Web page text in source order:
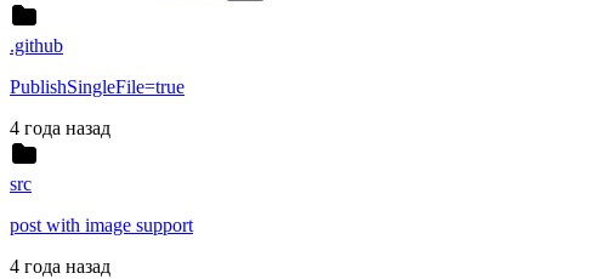
.github
PublishSingleFile=true
4 года назад
src
post with image support
4 года назад